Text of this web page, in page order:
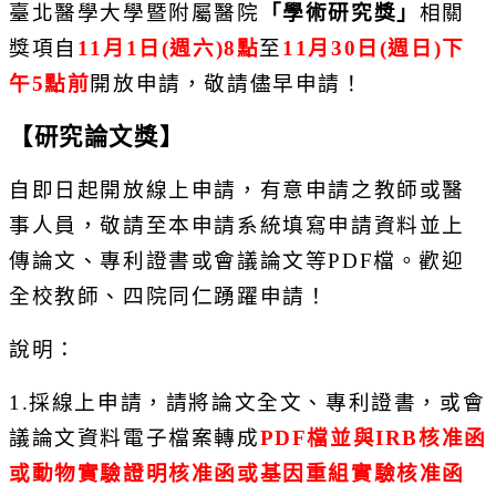
臺北醫學大學暨附屬醫院 「學術研究獎」 相關
獎項自 11 月 1 日 (週六)8點至 11 月 30 日 (週日 )下
午5點前開放申請，敬請儘早申請！
【研究論文獎】
自即日起開放線上申請，有意申請之教師或醫
事人員，敬請至本申請系統填寫申請資料並上
傳論文、專利證書或會議論文等PDF檔。歡迎
全校教師、四院同仁踴躍申請！
說明：
1.採線上申請，請將論文全文、專利證書， 或會
議論文資料電子檔案轉成PDF檔並與IRB核准函
或動物實驗證明核准函或基因重組實驗核准函